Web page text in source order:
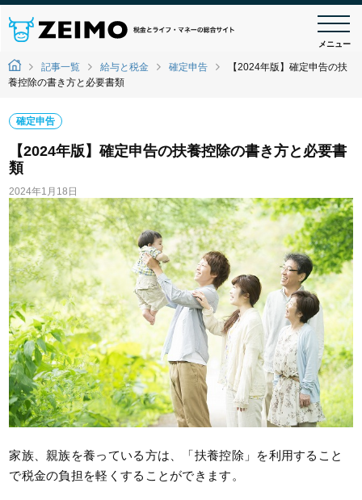
メニュー
記事一覧 給与と税金 確定申告
【2024年版】確定申告の扶
養控除の書き方と必要書類
確定申告
【2024年版】確定申告の扶養控除の書き方と必要書
類
2024年1月18日
家族、親族を養っている方は、「扶養控除」を利用すること
で税金の負担を軽くすることができます。